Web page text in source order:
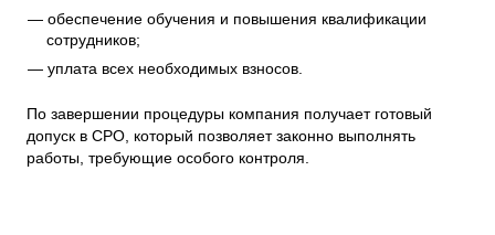
обеспечение обучения и повышения квалификации
сотрудников;
уплата всех необходимых взносов.
По завершении процедуры компания получает готовый
допуск в СРО, который позволяет законно выполнять
работы, требующие особого контроля.